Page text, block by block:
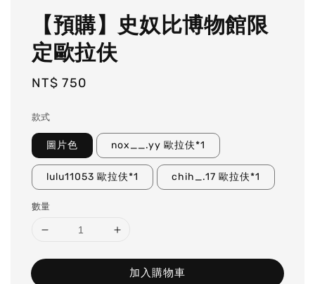
【預購】史奴比博物館限
定歐拉伕
Regular
NT$ 750
款式
圖片色 nox__.yy 歐拉伕*1
lulu11053 歐拉伕*1 chih_.17 歐拉伕*1
數量
加入購物車